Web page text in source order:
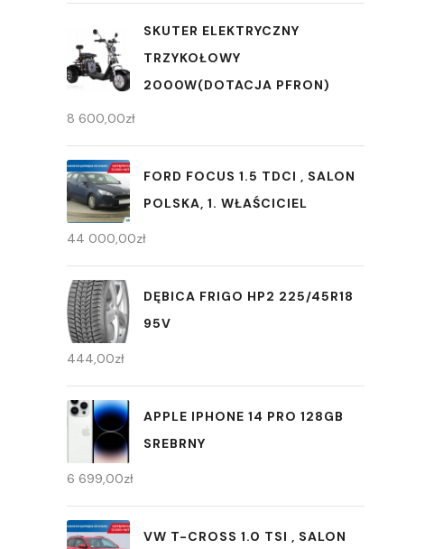
SKUTER ELEKTRYCZNY
TRZYKOŁOWY
2000W(DOTACJA PFRON)
8 600,00zł
FORD FOCUS 1.5 TDCI , SALON
POLSKA, 1. WŁAŚCICIEL
44 000,00zł
DĘBICA FRIGO HP2 225/45R18
95V
444,00zł
APPLE IPHONE 14 PRO 128GB
SREBRNY
6 699,00zł
VW T-CROSS 1.0 TSI , SALON